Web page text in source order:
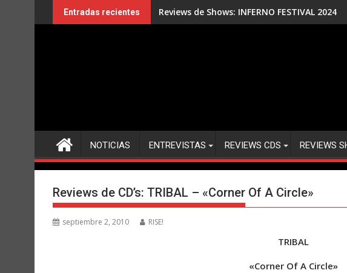
al
Entradas recientes Entrevista: JOE LYNN TURNER
NOTICIAS ENTREVISTAS REVIEWS CDS REVIEWS
Reviews de CD’s: TRIBAL – «Corner Of A Circle»
septiembre 2, 2010 RISE!
TRIBAL
«Corner Of A Circle»